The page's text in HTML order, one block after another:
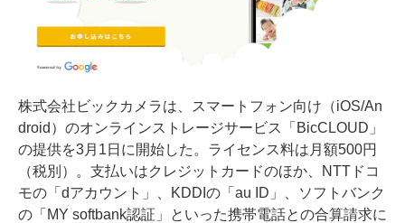
株式会社ビックカメラは、スマートフォン向け（iOS/An
droid）のオンラインストレージサービス「BicCLOUD」
の提供を3月1日に開始した。ライセンス料は月額500円
（税別）。支払いはクレジットカードのほか、NTTドコ
モの「dアカウント」、KDDIの「au ID」、ソフトバンク
の「MY softbank認証」といった携帯電話との合算請求に